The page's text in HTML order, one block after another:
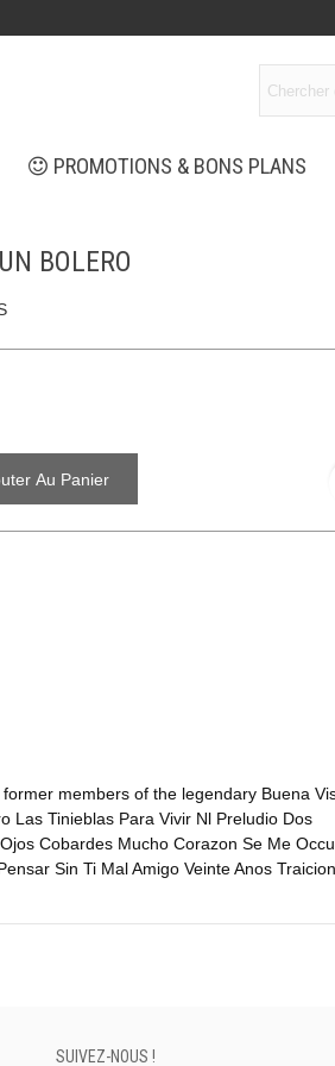
PROMOTIONS & BONS PLANS
BOLERO
Au Panier
members of the legendary Buena
Las Tinieblas Para Vivir Nl Preludio Dos
Cobardes Mucho Corazon Se Me
Sin Ti Mal Amigo Veinte Anos Traicion
SUIVEZ-NOUS !